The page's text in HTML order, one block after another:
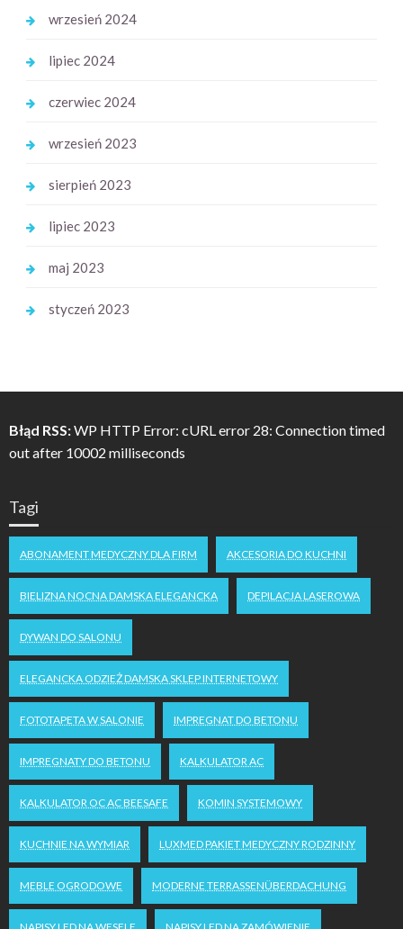
wrzesień 2024
lipiec 2024
czerwiec 2024
wrzesień 2023
sierpień 2023
lipiec 2023
maj 2023
styczeń 2023
Błąd RSS:WP HTTP Error: cURL error 28: Connection timed
out after 10002 milliseconds
Tagi
ABONAMENT MEDYCZNY DLA FIRM AKCESORIA DO KUCHNI
BIELIZNA NOCNA DAMSKA ELEGANCKA DEPILACJA LASEROWA
DYWAN DO SALONU
ELEGANCKA ODZIEŻ DAMSKA SKLEP INTERNETOWY
FOTOTAPETA W SALONIE IMPREGNAT DO BETONU
IMPREGNATY DO BETONU KALKULATOR AC
KALKULATOR OC AC BEESAFE KOMIN SYSTEMOWY
KUCHNIE NA WYMIAR LUXMED PAKIET MEDYCZNY RODZINNY
MEBLE OGRODOWE MODERNE TERRASSENÜBERDACHUNG